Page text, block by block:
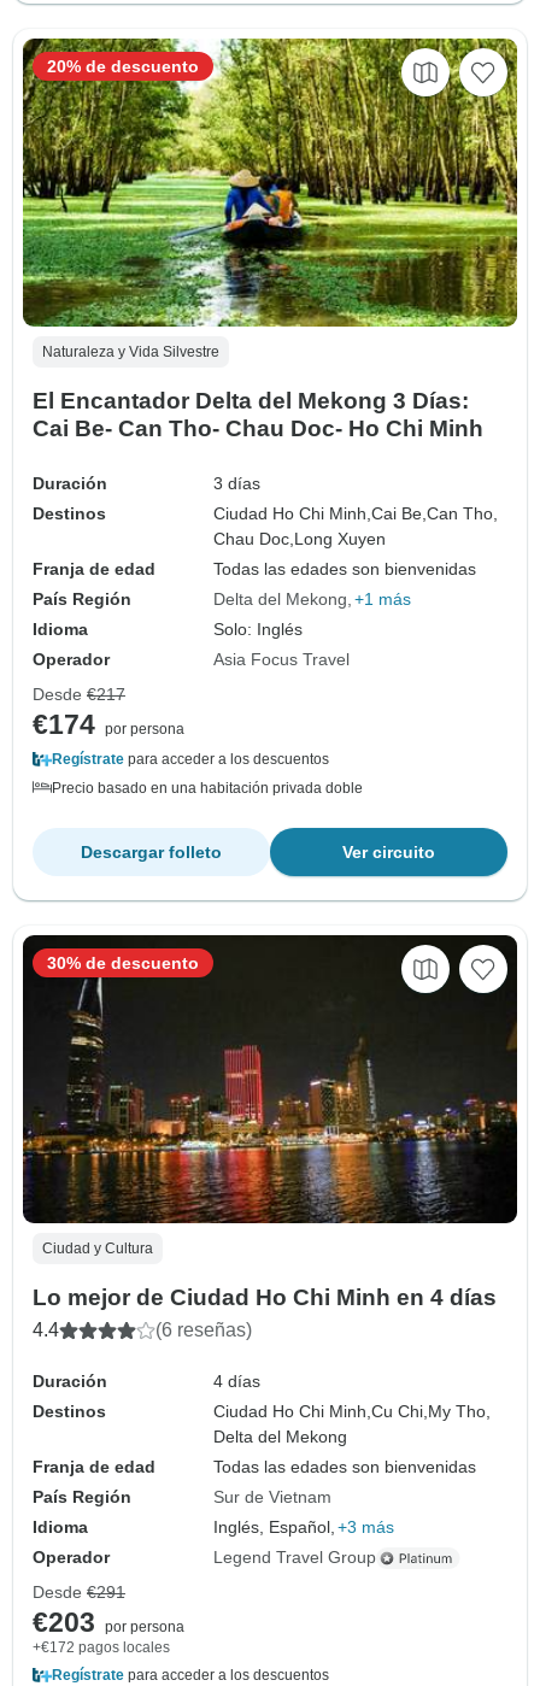
Naturaleza y Vida Silvestre
El Encantador Delta del Mekong 3 Días:
Cai Be- Can Tho- Chau Doc- Ho Chi Minh
Duración
3 días
Destinos
Ciudad Ho Chi Minh,Cai Be,Can Tho,
Chau Doc, Long Xuyen
Franja de edad
Todas las edades son bienvenidas
País Región
Delta del Mekong +1 más
Idioma
Solo: Inglés
Operador
Asia Focus Travel
20% de descuento
Desde €217
€174 por persona
Regístrate para acceder a los descuentos
Precio basado en una habitación privada doble
Ver circuito
Descargar folleto
Ciudad y Cultura
Lo mejor de Ciudad Ho Chi Minh en 4 días
4.4 (6 reseñas)
Duración
4 días
Destinos
Ciudad Ho Chi Minh,Cu Chi, My Tho,
Delta del Mekong
Franja de edad
Todas las edades son bienvenidas
País Región
Sur de Vietnam
Idioma
Inglés, Español, +3 más
Operador
Legend Travel Group
30% de descuento
Desde €291
€203
por persona
+€172 pagos locales
Regístrate para acceder a los descuentos